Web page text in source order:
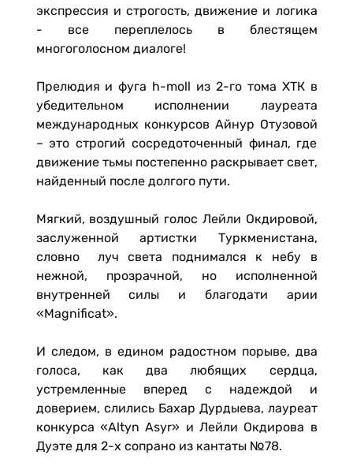
экспрессия и строгость, движение и логика
- все переплелось в блестящем
многоголосном диалоге!
Прелюдия и фуга h-moll из 2-го тома ХТК в
убедительном исполнении лауреата
международных конкурсов Айнур Отузовой
– это строгий сосредоточенный финал, где
движение тьмы постепенно раскрывает свет,
найденный после долгого пути.
Мягкий, воздушный голос Лейли Окдировой,
заслуженной артистки Туркменистана,
словно луч света поднимался к небу в
нежной, прозрачной, но исполненной
внутренней силы и благодати арии
«Magnificat».
И следом, в едином радостном порыве, два
голоса, как два любящих сердца,
устремленные вперед с надеждой и
доверием, слились Бахар Дурдыева, лауреат
конкурса «Altyn Asyr» и Лейли Окдирова в
Дуэте для 2-х сопрано из кантаты №78.